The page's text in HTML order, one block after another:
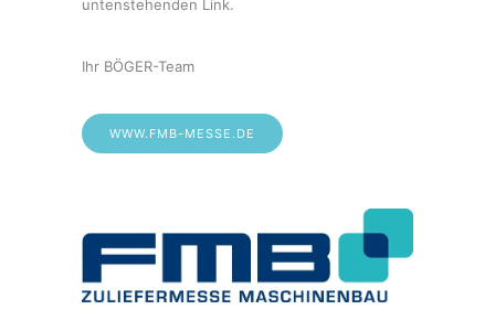
untenstehenden Link.
Ihr BÖGER-Team
WWW.FMB-MESSE.DE